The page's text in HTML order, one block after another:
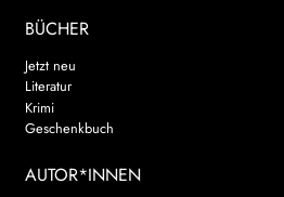
BÜCHER
Jetzt neu
Literatur
Krimi
Geschenkbuch
AUTOR*INNEN